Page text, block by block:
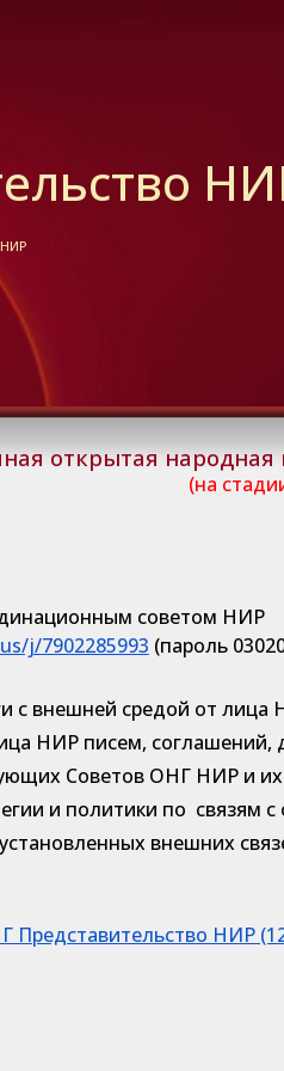
НИР
открытая
(на
советом НИР
j/7902285993 (пароль
с внешней средой от
НИР писем,
Советов ОНГ НИР и
и политики по связям
внешних
Представительство НИР